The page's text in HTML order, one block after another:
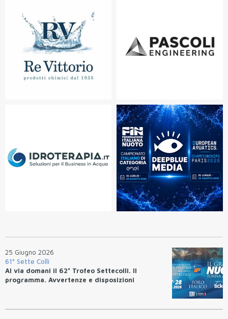
25 Giugno 2026
61° Sette Colli
Al via domani il 62° Trofeo Settecolli. Il
programma. Avvertenze e disposizioni